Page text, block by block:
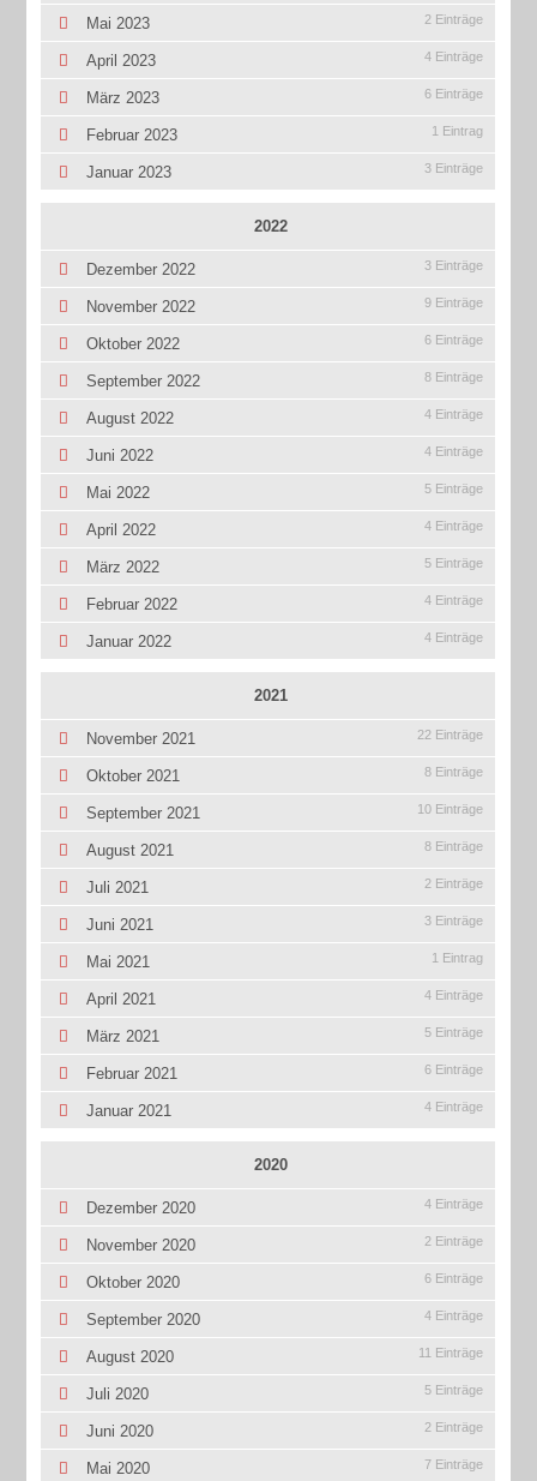
Mai 2023 2 Einträge
April 2023 4 Einträge
März 2023 6 Einträge
Februar 2023 1 Eintrag
Januar 2023 3 Einträge
2022
Dezember 2022 3 Einträge
November 2022 9 Einträge
Oktober 2022 6 Einträge
September 2022 8 Einträge
August 2022 4 Einträge
Juni 2022 4 Einträge
Mai 2022 5 Einträge
April 2022 4 Einträge
März 2022 5 Einträge
Februar 2022 4 Einträge
Januar 2022 4 Einträge
2021
November 2021 22 Einträge
Oktober 2021 8 Einträge
September 2021 10 Einträge
August 2021 8 Einträge
Juli 2021 2 Einträge
Juni 2021 3 Einträge
Mai 2021 1 Eintrag
April 2021 4 Einträge
März 2021 5 Einträge
Februar 2021 6 Einträge
Januar 2021 4 Einträge
2020
Dezember 2020 4 Einträge
November 2020 2 Einträge
Oktober 2020 6 Einträge
September 2020 4 Einträge
August 2020 11 Einträge
Juli 2020 5 Einträge
Juni 2020 2 Einträge
Mai 2020 7 Einträge